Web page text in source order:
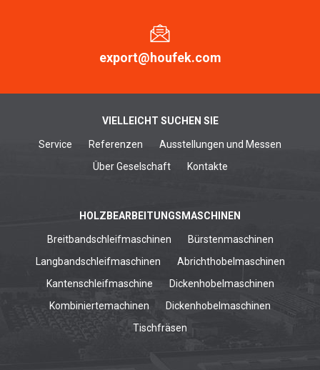
export@houfek.com
VIELLEICHT SUCHEN SIE
Service Referenzen
Ausstellungen und Messen
Über Geselschaft
Kontakte
HOLZBEARBEITUNGSMASCHINEN
Breitbandschleifmaschinen
Bürstenmaschinen
Langbandschleifmaschinen
Abrichthobelmaschinen
Kantenschleifmaschine
Dickenhobelmaschinen
Kombiniertemachinen
Dickenhobelmaschinen
Tischfräsen